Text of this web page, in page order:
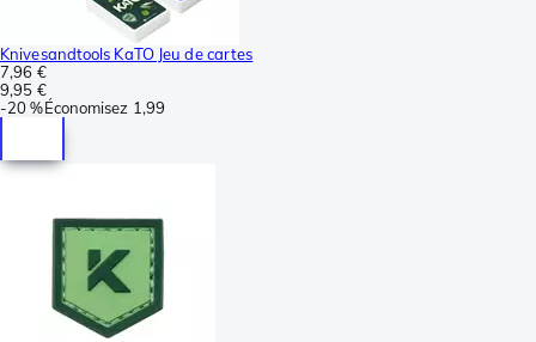
Knivesandtools KaTO Jeu de cartes
7,96 €
9,95 €
-20 %Économisez 1,99